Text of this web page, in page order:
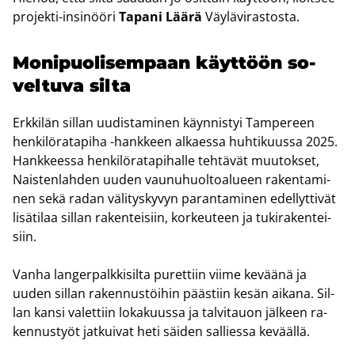
projekti-​insinööri Ta­pa­ni Läärä Väy­lä­vi­ras­tos­ta.
Mo­ni­puo­li­sem­paan käyt­töön so­
vel­tu­va silta
Erk­ki­län sil­lan uu­dis­ta­mi­nen käyn­nis­tyi Tam­pe­reen
hen­ki­lö­ra­ta­pi­ha -​hankkeen al­kaes­sa huh­ti­kuus­sa 2025.
Hank­kees­sa hen­ki­lö­ra­ta­pi­hal­le teh­tä­vät muu­tok­set,
Nais­ten­lah­den uuden vau­nu­huol­toa­lu­een ra­ken­ta­mi­
nen sekä radan vä­li­tys­ky­vyn pa­ran­ta­mi­nen edel­lyt­ti­vät
li­sä­ti­laa sil­lan ra­ken­tei­siin, kor­keu­teen ja tu­ki­ra­ken­tei­
siin.
Vanha lan­ger­palk­ki­sil­ta pu­ret­tiin viime ke­vää­nä ja
uuden sil­lan ra­ken­nus­töi­hin pääs­tiin kesän ai­ka­na. Sil­
lan kansi va­let­tiin lo­ka­kuus­sa ja tal­vi­tauon jäl­keen ra­
ken­nus­työt jat­kui­vat heti säi­den sal­lies­sa ke­vääl­lä.